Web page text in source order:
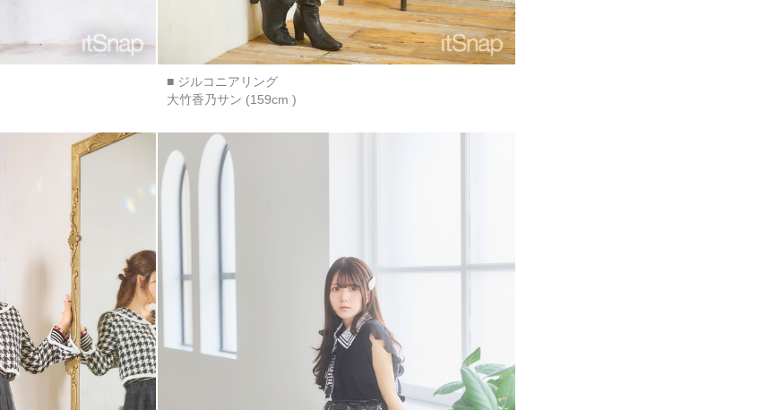
■ ジルコニアリング
大竹香乃サン (159cm )